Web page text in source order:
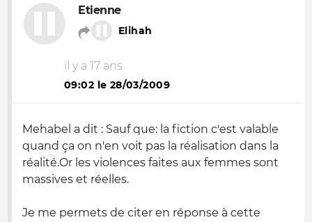
Etienne
Elihah
il y a 17 ans
09:02 le 28/03/2009
Mehabel a dit : Sauf que: la fiction c'est valable
quand ça on n'en voit pas la réalisation dans la
réalité.Or les violences faites aux femmes sont
massives et réelles.
Je me permets de citer en réponse à cette